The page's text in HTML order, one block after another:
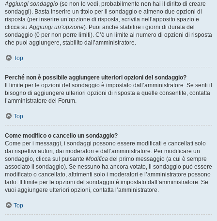
Aggiungi sondaggio (se non lo vedi, probabilmente non hai il diritto di creare
sondaggi). Basta inserire un titolo per il sondaggio e almeno due opzioni di
risposta (per inserire un’opzione di risposta, scrivila nell’apposito spazio e
clicca suAggiungi un’opzione). Puoi anche stabilire i giorni di durata del
sondaggio (0 per non porre limiti). C’è un limite al numero di opzioni di risposta
che puoi aggiungere, stabilito dall’amministratore.
Top
Perché non è possibile aggiungere ulteriori opzioni del sondaggio?
Il limite per le opzioni del sondaggio è impostato dall’amministratore. Se senti il
bisogno di aggiungere ulteriori opzioni di risposta a quelle consentite, contatta
l’amministratore del Forum.
Top
Come modifico o cancello un sondaggio?
Come per i messaggi, i sondaggi possono essere modificati e cancellati solo
dai rispettivi autori, dai moderatori e dall’amministratore. Per modificare un
sondaggio, clicca sul pulsante Modifica del primo messaggio (a cui è sempre
associato il sondaggio). Se nessuno ha ancora votato, il sondaggio può essere
modificato o cancellato, altrimenti solo i moderatori e l’amministratore possono
farlo. Il limite per le opzioni del sondaggio è impostato dall’amministratore. Se
vuoi aggiungere ulteriori opzioni, contatta l’amministratore.
Top